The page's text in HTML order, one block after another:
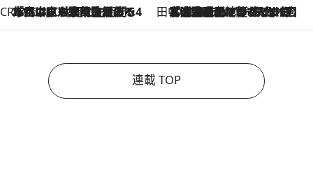
CREA'S CHOICE
2026.8.7
「立川にも歌舞伎があるんだよ」 片岡仁左衛門・市川中車ら豪華座組みで4年目の立川立飛歌舞伎へ 田中稲の勝手に再ブーム
2026.8.7
「湘南乃風に憧れて」観客大盛上がりの“タオル回し”に、ラッパー顔負けの高速歌唱まで…さだまさし（74）のアグレッシブすぎる現在地
連載 TOP